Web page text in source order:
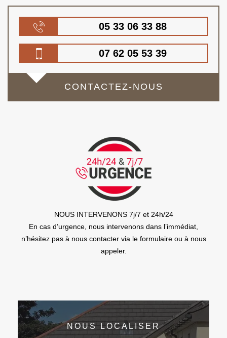
05 33 06 33 88
07 62 05 53 39
CONTACTEZ-NOUS
NOUS INTERVENONS 7j/7 et 24h/24
En cas d’urgence, nous intervenons dans l’immédiat,
n’hésitez pas à nous contacter via le formulaire ou à nous
appeler.
NOUS LOCALISER